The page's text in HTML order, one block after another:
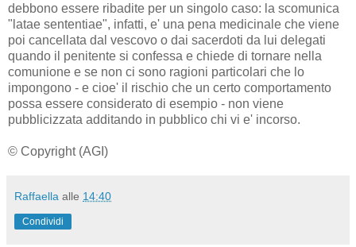
debbono essere ribadite per un singolo caso: la scomunica
"latae sententiae", infatti, e' una pena medicinale che viene
poi cancellata dal vescovo o dai sacerdoti da lui delegati
quando il penitente si confessa e chiede di tornare nella
comunione e se non ci sono ragioni particolari che lo
impongono - e cioe' il rischio che un certo comportamento
possa essere considerato di esempio - non viene
pubblicizzata additando in pubblico chi vi e' incorso.
© Copyright (AGI)
Raffaella alle 14:40
Condividi